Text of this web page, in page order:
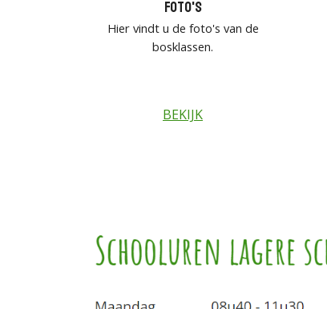
Foto's
Hier vindt u de foto's van de
bosklassen.
BEKIJK